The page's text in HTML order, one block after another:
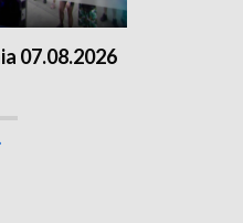
07.08.2026